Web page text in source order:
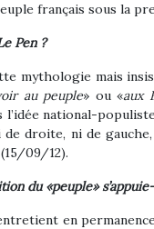
français sous la
Pen ?
mythologie mais
au peuple» ou «aux
l’idée national-
droite, ni de gauche,
09/12).
du «peuple»
en